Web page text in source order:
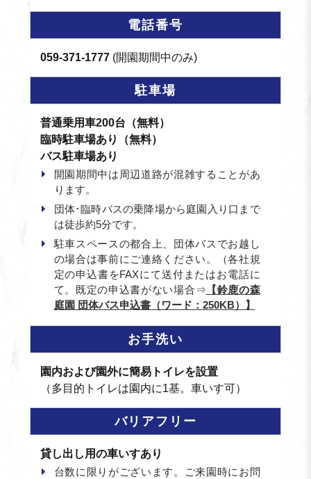
電話番号
059-371-1777 (開園期間中のみ)
駐車場
普通乗用車200台（無料）
臨時駐車場あり（無料）
バス駐車場あり
開園期間中は周辺道路が混雑することがあ
ります。
団体･臨時バスの乗降場から庭園入り口まで
は徒歩約5分です。
駐車スペースの都合上、団体バスでお越し
の場合は事前にご連絡ください。（各社規
定の申込書をFAXにて送付またはお電話に
て。既定の申込書がない場合⇒ 【鈴鹿の森
庭園 団体バス申込書（ワード：250KB）】
お手洗い
園内および園外に簡易トイレを設置
（多目的トイレは園内に1基。車いす可）
バリアフリー
貸し出し用の車いすあり
台数に限りがございます。ご来園時にお問